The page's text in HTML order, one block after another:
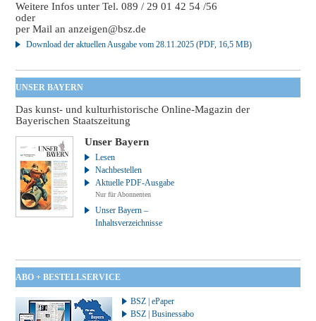
Weitere Infos unter Tel. 089 / 29 01 42 54 /56
oder
per Mail ananzeigen@bsz.de
Download der aktuellen Ausgabe vom 28.11.2025 (PDF, 16,5 MB)
UNSER BAYERN
Das kunst- und kulturhistorische Online-Magazin der
Bayerischen Staatszeitung
Unser Bayern
Lesen
Nachbestellen
Aktuelle PDF-Ausgabe
Nur für Abonnenten
Unser Bayern –
Inhaltsverzeichnisse
ABO + BESTELLSERVICE
BSZ | ePaper
BSZ | Businessabo